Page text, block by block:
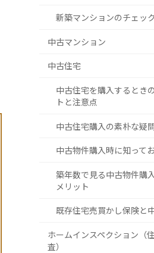
新築マンションのチェッ
中古マンション
中古住宅
中古住宅を購入するとき
トと注意点
中古住宅購入の素朴な疑
中古物件購入時に知って
築年数で見る中古物件購
メリット
既存住宅売買かし保険と
ホームインスペクション（
査）